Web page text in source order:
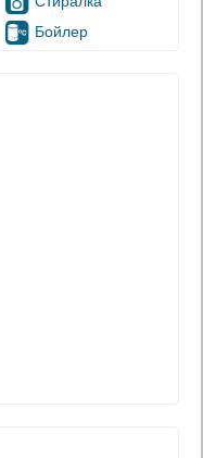
Бойлер